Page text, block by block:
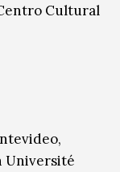
Cultural
Université